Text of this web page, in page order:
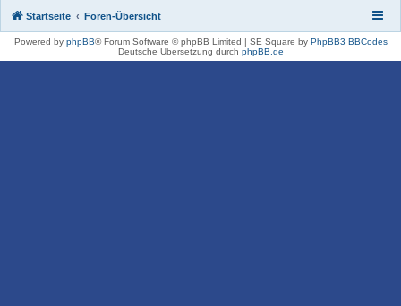
Startseite Foren-Übersicht
Powered by phpBB® Forum Software © phpBB Limited | SE Square by PhpBB3 BBCodes
Deutsche Übersetzung durch phpBB.de